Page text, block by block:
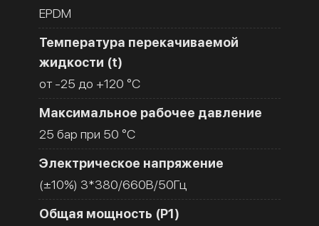
EPDM
Температура перекачиваемой
жидкости (t)
от -25 до +120 °C
Максимальное рабочее давление
25 бар при 50 °C
Электрическое напряжение
(±10%) 3*380/660В/50Гц
Общая мощность (Р1)